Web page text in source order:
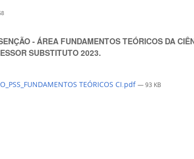
- ÁREA FUNDAMENTOS TEÓRICOS DA
SUBSTITUTO 2023.
TEÓRICOS CI.pdf— 93 KB